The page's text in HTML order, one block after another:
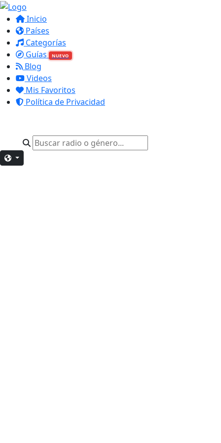
Inicio
Países
Categorías
Guías
NUEVO
Blog
Videos
Mis Favoritos
Política de Privacidad